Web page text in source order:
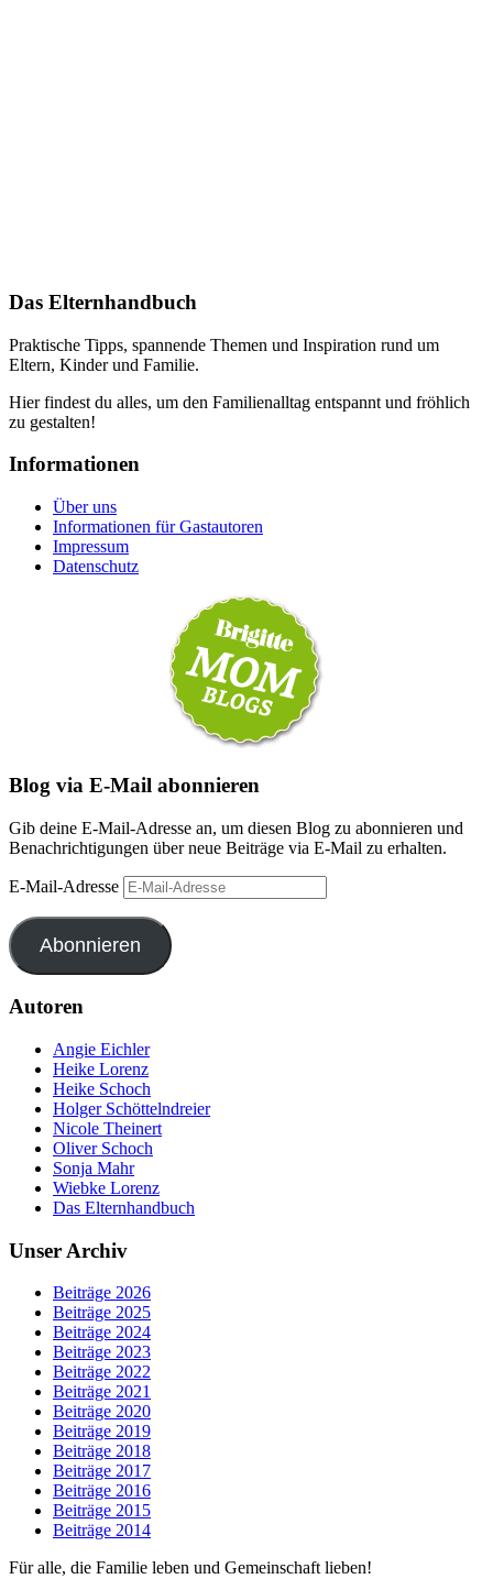
Das Elternhandbuch
Praktische Tipps, spannende Themen und Inspiration rund um
Eltern, Kinder und Familie.
Hier findest du alles, um den Familienalltag entspannt und fröhlich
zu gestalten!
Informationen
Über uns
Informationen für Gastautoren
Impressum
Datenschutz
Blog via E-Mail abonnieren
Gib deine E-Mail-Adresse an, um diesen Blog zu abonnieren und
Benachrichtigungen über neue Beiträge via E-Mail zu erhalten.
E-Mail-Adresse
Abonnieren
Autoren
Angie Eichler
Heike Lorenz
Heike Schoch
Holger Schöttelndreier
Nicole Theinert
Oliver Schoch
Sonja Mahr
Wiebke Lorenz
Das Elternhandbuch
Unser Archiv
Beiträge 2026
Beiträge 2025
Beiträge 2024
Beiträge 2023
Beiträge 2022
Beiträge 2021
Beiträge 2020
Beiträge 2019
Beiträge 2018
Beiträge 2017
Beiträge 2016
Beiträge 2015
Beiträge 2014
Für alle, die Familie leben und Gemeinschaft lieben!